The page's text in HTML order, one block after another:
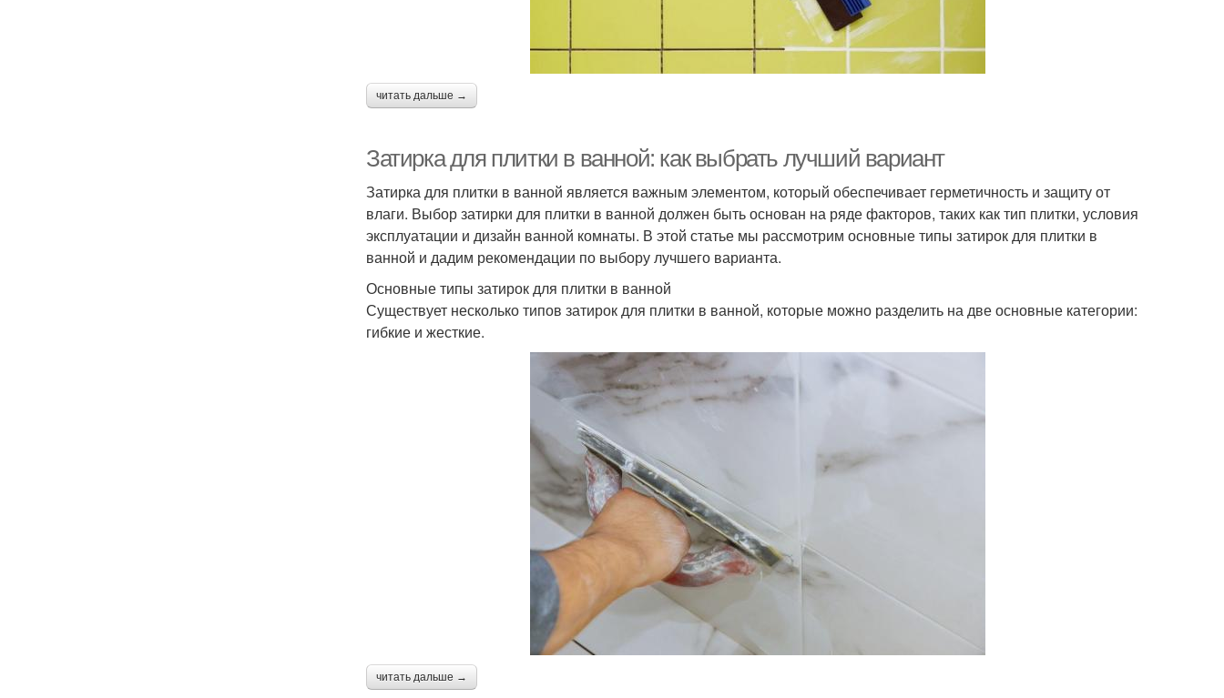
читать дальше →
Затирка для плитки в ванной: как выбрать лучший вариант
Затирка для плитки в ванной является важным элементом, который обеспечивает герметичность и защиту от
влаги. Выбор затирки для плитки в ванной должен быть основан на ряде факторов, таких как тип плитки, условия
эксплуатации и дизайн ванной комнаты. В этой статье мы рассмотрим основные типы затирок для плитки в
ванной и дадим рекомендации по выбору лучшего варианта.
Основные типы затирок для плитки в ванной
Существует несколько типов затирок для плитки в ванной, которые можно разделить на две основные категории:
гибкие и жесткие.
читать дальше →